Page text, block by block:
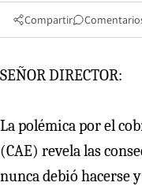
Compartir
SEÑOR DIRECTOR:
La polémica por el
(CAE) revela las
nunca debió hacerse